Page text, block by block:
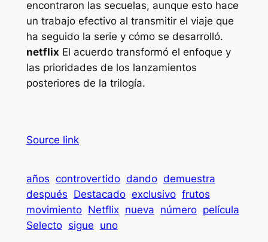
encontraron las secuelas, aunque esto hace
un trabajo efectivo al transmitir el viaje que
ha seguido la serie y cómo se desarrolló.
netflix El acuerdo transformó el enfoque y
las prioridades de los lanzamientos
posteriores de la trilogía.
Source link
años controvertido dando demuestra
después Destacado exclusivo frutos
movimiento Netflix nueva número película
Selecto sigue uno